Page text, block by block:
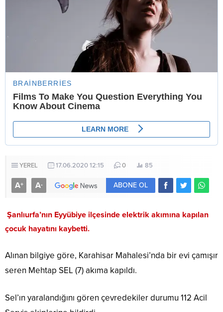
YEREL 17.06.2020 12:15 0 85
A+ A- ABONE OL
Şanlıurfa’nın Eyyübiye ilçesinde elektrik akımına kapılan
çocuk hayatını kaybetti.
Alınan bilgiye göre, Karahisar Mahalesi’nda bir evi çamışır
seren Mehtap SEL (7) akıma kapıldı.
Sel’ın yaralandığını gören çevredekiler durumu 112 Acil